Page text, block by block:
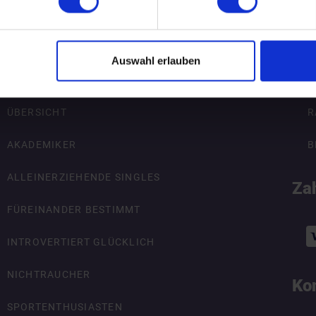
Auswahl erlauben
ÜBERSICHT
AKADEMIKER
ALLEINERZIEHENDE SINGLES
FÜREINANDER BESTIMMT
INTROVERTIERT GLÜCKLICH
NICHTRAUCHER
SPORTENTHUSIASTEN